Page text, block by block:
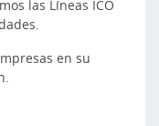
las Líneas ICO
en su